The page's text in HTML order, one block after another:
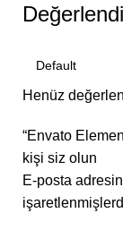
Henüz
“Envato
kişi siz olun
E-posta